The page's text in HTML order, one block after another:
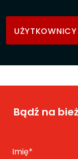
UŻYTKOWNICY
Bądź na
Imię*